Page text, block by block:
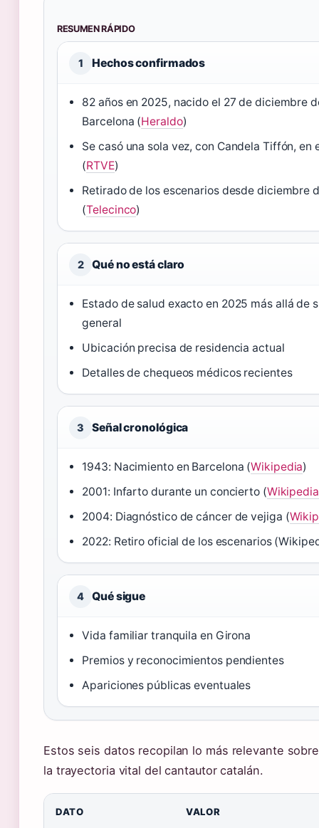
RESUMEN RÁPIDO
1 Hechos confirmados
82 años en 2025, nacido el 27 de diciembre
Barcelona (Heraldo)
Se casó una sola vez, con Candela Tiffón, en
(RTVE)
Retirado de los escenarios desde diciembre
(Telecinco)
2 Qué no está claro
Estado de salud exacto en 2025 más allá de
general
Ubicación precisa de residencia actual
Detalles de chequeos médicos recientes
3 Señal cronológica
1943: Nacimiento en Barcelona (Wikipedia)
2001: Infarto durante un concierto (Wikipedia
2004: Diagnóstico de cáncer de vejiga (
2022: Retiro oficial de los escenarios
4 Qué sigue
Vida familiar tranquila en Girona
Premios y reconocimientos pendientes
Apariciones públicas eventuales
Estos seis datos recopilan lo más relevante
la trayectoria vital del cantautor catalán.
DATO VALOR